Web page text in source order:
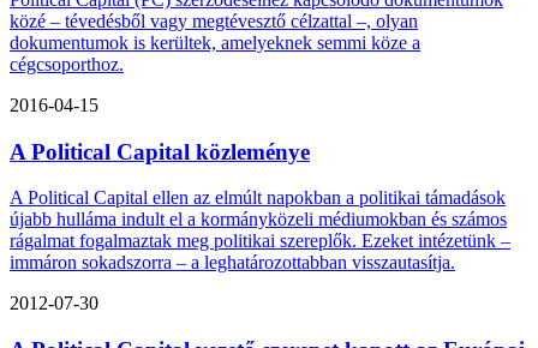
közé – tévedésből vagy megtévesztő célzattal –, olyan
dokumentumok is kerültek, amelyeknek semmi köze a
cégcsoporthoz.
2016-04-15
A Political Capital közleménye
A Political Capital ellen az elmúlt napokban a politikai támadások
újabb hulláma indult el a kormányközeli médiumokban és számos
rágalmat fogalmaztak meg politikai szereplők. Ezeket intézetünk –
immáron sokadszorra – a leghatározottabban visszautasítja.
2012-07-30